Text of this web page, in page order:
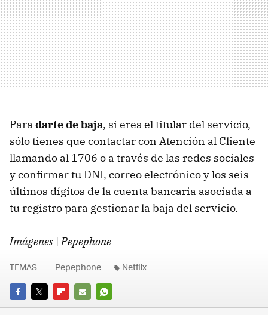
Para darte de baja, si eres el titular del servicio,
sólo tienes que contactar con Atención al Cliente
llamando al 1706 o a través de las redes sociales
y confirmar tu DNI, correo electrónico y los seis
últimos dígitos de la cuenta bancaria asociada a
tu registro para gestionar la baja del servicio.
Imágenes |Pepephone
FACEBOOK
TWITTERFLIPBOARD
E-
WHATSAPP
TEMAS Pepephone Netflix